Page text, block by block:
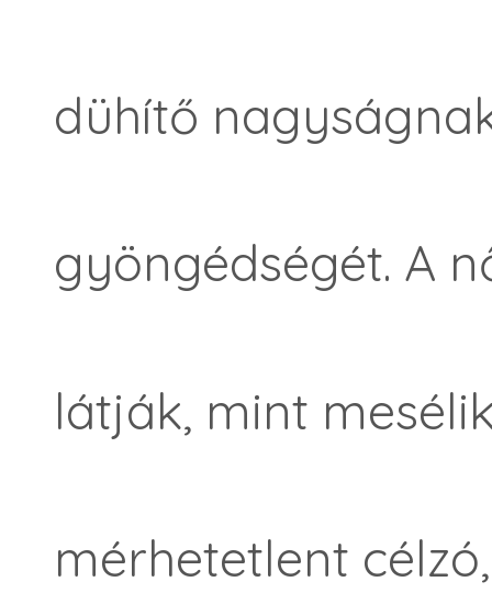
dühítő
gyöngédségét. A
látják, mint
mérhetetlent